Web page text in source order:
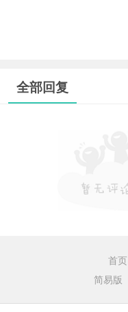
全部回复
首页
简易版